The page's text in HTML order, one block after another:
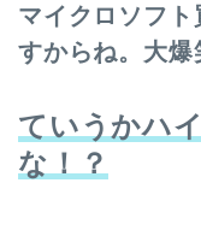
マイクロソフト
すからね。大爆
ていうかハ
な！？